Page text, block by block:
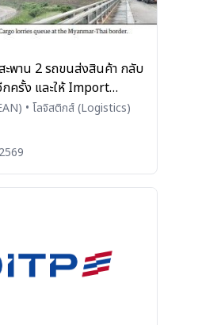
พาน 2 รถขนส่งสินค้า กลับ
กครั้ง และให้ Import
• โลจิสติกส์ (Logistics)